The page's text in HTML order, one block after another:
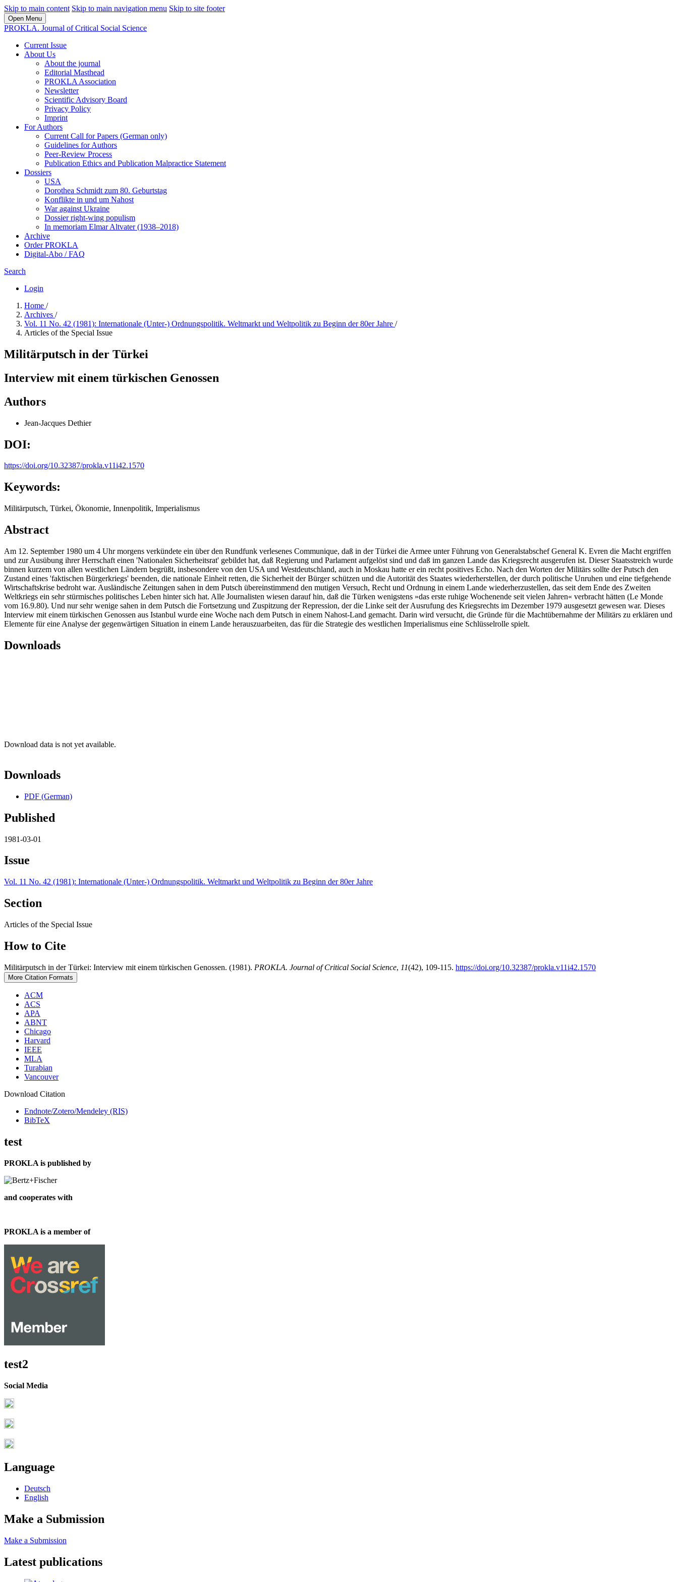
Skip to main content Skip to main navigation menu Skip to site footer
Open Menu
PROKLA. Journal of Critical Social Science
Current Issue
About Us
About the journal
Editorial Masthead
PROKLA Association
Newsletter
Scientific Advisory Board
Privacy Policy
Imprint
For Authors
Current Call for Papers (German only)
Guidelines for Authors
Peer-Review Process
Publication Ethics and Publication Malpractice Statement
Dossiers
USA
Dorothea Schmidt zum 80. Geburtstag
Konflikte in und um Nahost
War against Ukraine
Dossier right-wing populism
In me­mo­ri­am Elmar Altvater (1938–2018)
Archive
Order PROKLA
Digital-Abo / FAQ
Search
Login
Home /
Archives /
Vol. 11 No. 42 (1981): Internationale (Unter-) Ordnungspolitik. Weltmarkt und Weltpolitik zu Beginn der 80er Jahre /
Articles of the Special Issue
Militärputsch in der Türkei
Interview mit einem türkischen Genossen
Authors
Jean-Jacques Dethier
DOI:
https://doi.org/10.32387/prokla.v11i42.1570
Keywords:
Militärputsch, Türkei, Ökonomie, Innenpolitik, Imperialismus
Abstract
Am 12. September 1980 um 4 Uhr morgens verkündete ein über den Rundfunk verlesenes Communique, daß in der Türkei die Armee unter Führung von Generalstabschef General K. Evren die Macht ergriffen
und zur Ausübung ihrer Herrschaft einen 'Nationalen Sicherheitsrat' gebildet hat, daß Regierung und Parlament aufgelöst sind und daß im ganzen Lande das Kriegsrecht ausgerufen ist. Dieser Staatsstreich wurde
binnen kurzem von allen westlichen Ländern begrüßt, insbesondere von den USA und Westdeutschland, auch in Moskau hatte er ein recht positives Echo. Nach den Worten der Militärs sollte der Putsch den
Zustand eines 'faktischen Bürgerkriegs' beenden, die nationale Einheit retten, die Sicherheit der Bürger schützen und die Autorität des Staates wiederherstellen, der durch politische Unruhen und eine tiefgehende
Wirtschaftskrise bedroht war. Ausländische Zeitungen sahen in dem Putsch übereinstimmend den mutigen Versuch, Recht und Ordnung in einem Lande wiederherzustellen, das seit dem Ende des Zweiten
Weltkriegs ein sehr stürmisches politisches Leben hinter sich hat. Alle Journalisten wiesen darauf hin, daß die Türken wenigstens »das erste ruhige Wochenende seit vielen Jahren« verbracht hätten (Le Monde
vom 16.9.80). Und nur sehr wenige sahen in dem Putsch die Fortsetzung und Zuspitzung der Repression, der die Linke seit der Ausrufung des Kriegsrechts im Dezember 1979 ausgesetzt gewesen war. Dieses
Interview mit einem türkischen Genossen aus Istanbul wurde eine Woche nach dem Putsch in einem Nahost-Land gemacht. Darin wird versucht, die Gründe für die Machtübernahme der Militärs zu erklären und
Elemente für eine Analyse der gegenwärtigen Situation in einem Lande herauszuarbeiten, das für die Strategie des westlichen Imperialismus eine Schlüsselrolle spielt.
Downloads
Download data is not yet available.
Downloads
PDF (German)
Published
1981-03-01
Issue
Vol. 11 No. 42 (1981): Internationale (Unter-) Ordnungspolitik. Weltmarkt und Weltpolitik zu Beginn der 80er Jahre
Section
Articles of the Special Issue
How to Cite
Militärputsch in der Türkei: Interview mit einem türkischen Genossen. (1981). PROKLA. Journal of Critical Social Science, 11(42), 109-115. https://doi.org/10.32387/prokla.v11i42.1570
More Citation Formats
ACM
ACS
APA
ABNT
Chicago
Harvard
IEEE
MLA
Turabian
Vancouver
Download Citation
Endnote/Zotero/Mendeley (RIS)
BibTeX
test
PROKLA is published by
and cooperates with
PROKLA is a member of
test2
Social Media
Language
Deutsch
English
Make a Submission
Make a Submission
Latest publications